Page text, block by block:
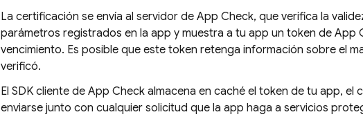
La certificación se envía al servidor de App Check, que verifica la
parámetros registrados en la app y muestra a tu app un token de App
vencimiento. Es posible que este token retenga información sobre el
verificó.
El SDK cliente de App Check almacena en caché el token de tu app, el
enviarse junto con cualquier solicitud que la app haga a servicios